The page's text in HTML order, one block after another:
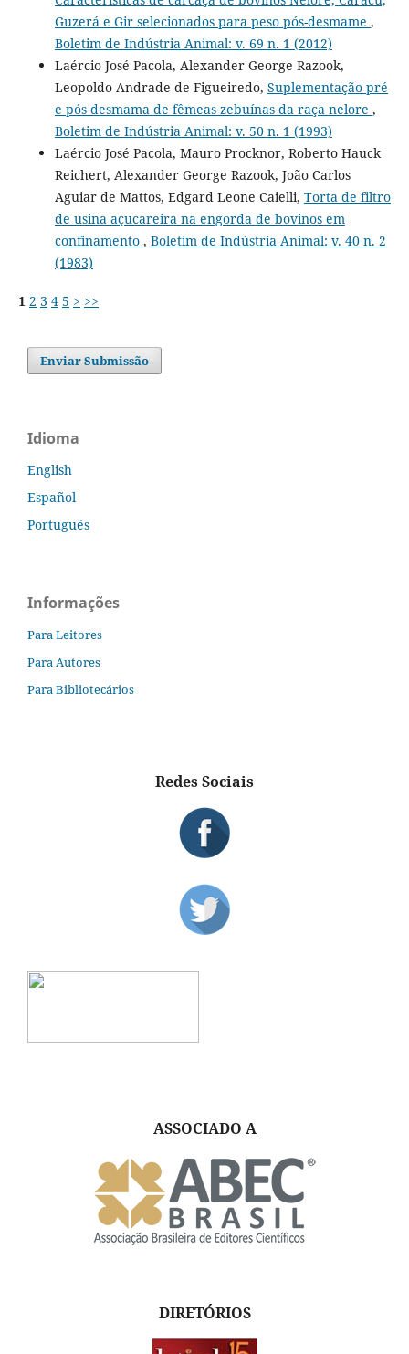
Guzerá e Gir selecionados para peso pós-desmame ,
Boletim de Indústria Animal: v. 69 n. 1 (2012)
Laércio José Pacola, Alexander George Razook,
Leopoldo Andrade de Figueiredo, Suplementação pré
e pós desmama de fêmeas zebuínas da raça nelore ,
Boletim de Indústria Animal: v. 50 n. 1 (1993)
Laércio José Pacola, Mauro Procknor, Roberto Hauck
Reichert, Alexander George Razook, João Carlos
Aguiar de Mattos, Edgard Leone Caielli, Torta de filtro
de usina açucareira na engorda de bovinos em
confinamento , Boletim de Indústria Animal: v. 40 n. 2
(1983)
1 2 3 4 5 > >>
Enviar Submissão
Idioma
English
Español
Português
Informações
Para Leitores
Para Autores
Para Bibliotecários
Redes Sociais
ASSOCIADO A
DIRETÓRIOS